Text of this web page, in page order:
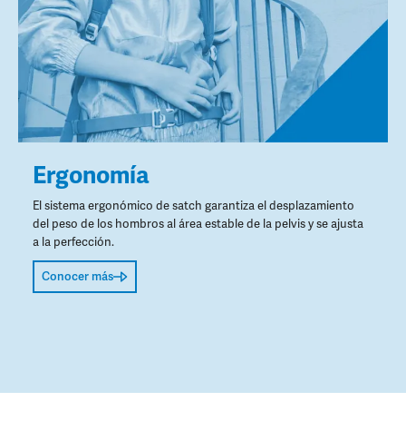
Ergonomía
El sistema ergonómico de satch garantiza el desplazamiento
del peso de los hombros al área estable de la pelvis y se ajusta
a la perfección.
Conocer más